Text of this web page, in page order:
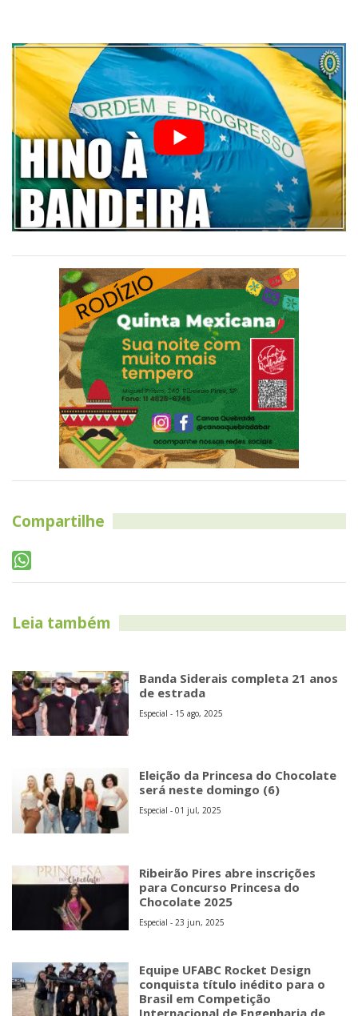
Compartilhe
Leia também
Banda Siderais completa 21 anos
de estrada
Especial - 15 ago, 2025
Eleição da Princesa do Chocolate
será neste domingo (6)
Especial - 01 jul, 2025
Ribeirão Pires abre inscrições
para Concurso Princesa do
Chocolate 2025
Especial - 23 jun, 2025
Equipe UFABC Rocket Design
conquista título inédito para o
Brasil em Competição
Internacional de Engenharia de